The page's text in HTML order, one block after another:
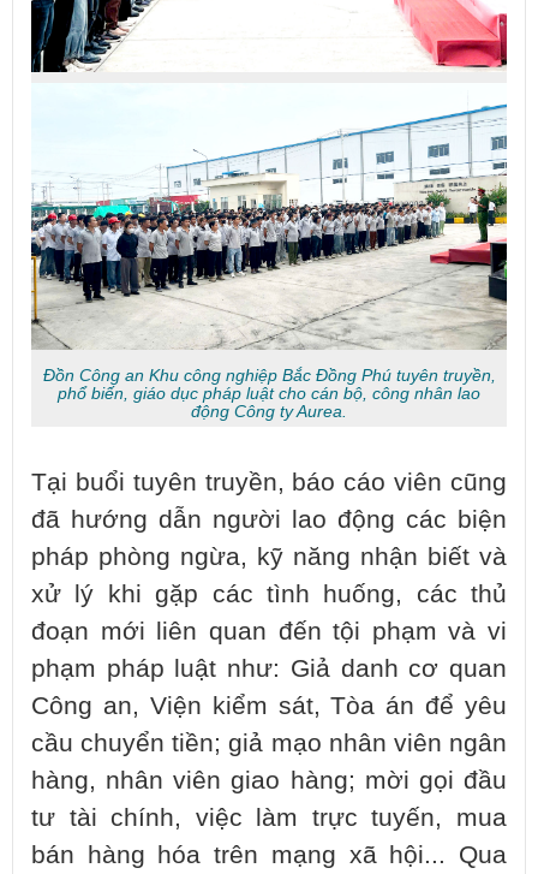
Đồn Công an Khu công nghiệp Bắc Đồng Phú tuyên truyền,
phổ biến, giáo dục pháp luật cho cán bộ, công nhân lao
động Công ty Aurea.
Tại buổi tuyên truyền, báo cáo viên cũng
đã hướng dẫn người lao động các biện
pháp phòng ngừa, kỹ năng nhận biết và
xử lý khi gặp các tình huống, các thủ
đoạn mới liên quan đến tội phạm và vi
phạm pháp luật như: Giả danh cơ quan
Công an, Viện kiểm sát, Tòa án để yêu
cầu chuyển tiền; giả mạo nhân viên ngân
hàng, nhân viên giao hàng; mời gọi đầu
tư tài chính, việc làm trực tuyến, mua
bán hàng hóa trên mạng xã hội... Qua